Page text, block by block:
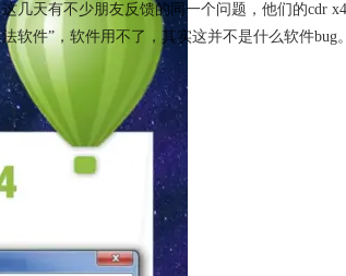
这几天有不少朋友反馈的同一个问题，他们的cdr
法软件”，软件用不了，其实这并不是什么软件bug。
闪退